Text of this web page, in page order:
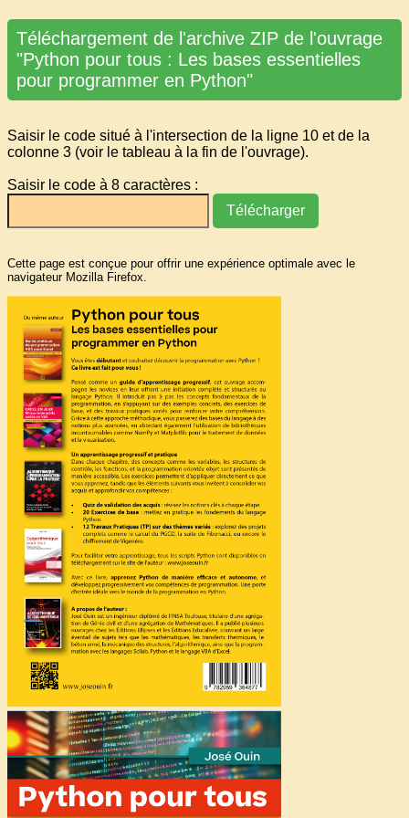
Téléchargement de l'archive ZIP de l'ouvrage
"Python pour tous : Les bases essentielles
pour programmer en Python"
Saisir le code situé à l'intersection de la ligne 10 et de la
colonne 3 (voir le tableau à la fin de l'ouvrage).
Saisir le code à 8 caractères :
Cette page est conçue pour offrir une expérience optimale avec le
navigateur Mozilla Firefox.